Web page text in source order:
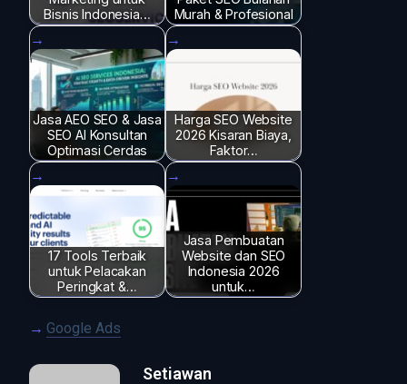
Bisnis Indonesia…
Murah & Profesional
Jasa AEO SEO & Jasa
SEO AI Konsultan
Optimasi Cerdas
Harga SEO Website
2026 Kisaran Biaya,
Faktor…
17 Tools Terbaik
untuk Pelacakan
Peringkat &…
Jasa Pembuatan
Website dan SEO
Indonesia 2026
untuk…
Google Ads
Setiawan